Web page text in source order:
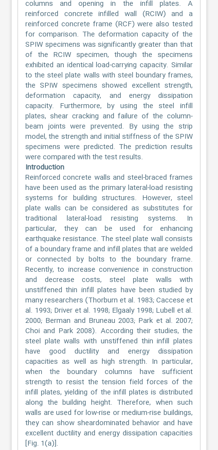
columns and opening in the infill plates. A
reinforced concrete infilled wall (RCIW) and a
reinforced concrete frame (RCF) were also tested
for comparison. The deformation capacity of the
SPIW specimens was significantly greater than that
of the RCIW specimen, though the specimens
exhibited an identical load-carrying capacity. Similar
to the steel plate walls with steel boundary frames,
the SPIW specimens showed excellent strength,
deformation capacity, and energy dissipation
capacity. Furthermore, by using the steel infill
plates, shear cracking and failure of the column-
beam joints were prevented. By using the strip
model, the strength and initial stiffness of the SPIW
specimens were predicted. The prediction results
were compared with the test results.
Introduction
Reinforced concrete walls and steel-braced frames
have been used as the primary lateral-load resisting
systems for building structures. However, steel
plate walls can be considered as substitutes for
traditional lateral-load resisting systems. In
particular, they can be used for enhancing
earthquake resistance. The steel plate wall consists
of a boundary frame and infill plates that are welded
or connected by bolts to the boundary frame.
Recently, to increase convenience in construction
and decrease costs, steel plate walls with
unstiffened thin infill plates have been studied by
many researchers (Thorburn et al. 1983; Caccese et
al. 1993; Driver et al. 1998; Elgaaly 1998; Lubell et al.
2000; Berman and Bruneau 2003; Park et al. 2007;
Choi and Park 2008). According their studies, the
steel plate walls with unstiffened thin infill plates
have good ductility and energy dissipation
capacities as well as high strength. In particular,
when the boundary columns have sufficient
strength to resist the tension field forces of the
infill plates, yielding of the infill plates is distributed
along the building height. Therefore, when such
walls are used for low-rise or medium-rise buildings,
they can show sheardominated behavior and have
excellent ductility and energy dissipation capacities
[Fig. 1(a)].